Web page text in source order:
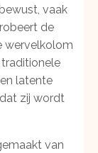
vaak
de
wervelkolom
latente
zij wordt
van